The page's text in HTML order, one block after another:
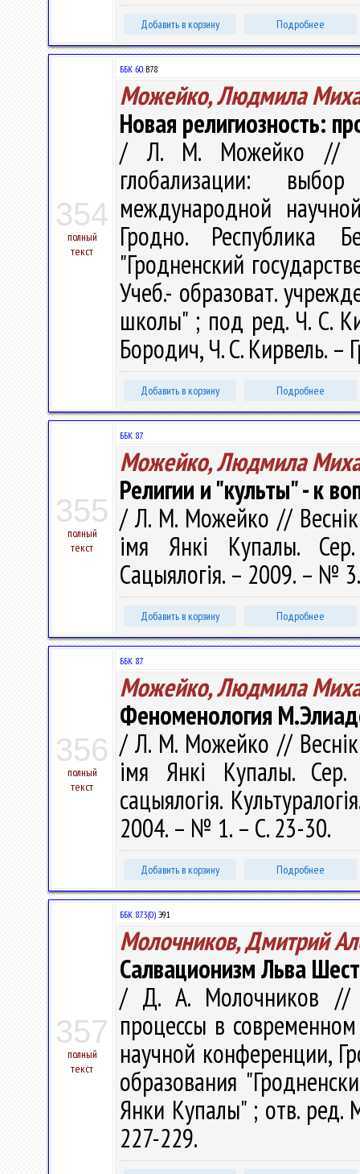
Добавить в корзину Подробнее
354
полный
текст
ББК 60.В78
Можейко, Людмила
Новая религиозность:
/ Л. М. Можейко //
глобализации:
международной
Гродно. Республика
"Гродненский
Учеб.- образоват.
школы" ; под ред. Ч. С.
Бородич, Ч. С. Кирвель. –
Добавить в корзину Подробнее
355
полный
текст
ББК 87.
Можейко, Людмила
Религии и "культы" - к
/ Л. М. Можейко // Веснік
імя Янкі Купалы. Сер.
Сацыялогія. – 2009. – №
Добавить в корзину Подробнее
356
полный
текст
ББК 87.
Можейко, Людмила
Феноменология
/ Л. М. Можейко // Веснік
імя Янкі Купалы. Сер.
сацыялогія.
2004. – № 1. – С. 23-30.
Добавить в корзину Подробнее
357
полный
текст
ББК 87.3(0) Э91
Молочников, Дмитрий
Салвационизм Льва
/ Д. А. Молочников //
процессы в
научной конференции,
образования
Янки Купалы" ; отв. ред.
227-229.